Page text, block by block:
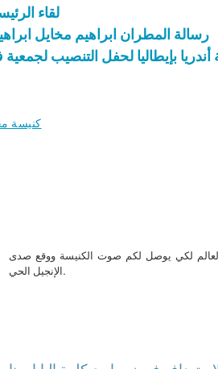
لقاء
رسالة المطران ابراهيم مخايل ابراهيم
بإيطاليا لحفل التنصيب
كنيسة
لكي يوصل لكم صوت الكنيسة ووقع صدى
الإنجيل الحي.